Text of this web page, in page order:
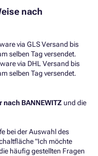
nach
via GLS Versand bis
selben Tag versendet.
via DHL Versand bis
selben Tag versendet.
BANNEWITZ und die
bei der Auswahl des
"Ich möchte
häufig gestellten Fragen